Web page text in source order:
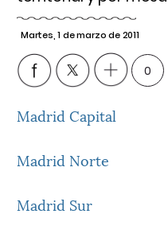
Martes, 1 de marzo de 2011
0
Madrid Capital
Madrid Norte
Madrid Sur